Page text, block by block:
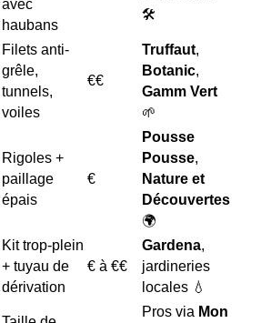
avec
haubans
🛠️
Filets anti-
grêle,
tunnels,
voiles
€€
Truffaut,
Botanic,
Gamm Vert
🌱
Rigoles +
paillage
épais
€
Pousse
Pousse,
Nature et
Découvertes
🌍
Kit trop-plein
+ tuyau de
dérivation
€ à €€
Gardena,
jardineries
locales 💧
Pros via Mon